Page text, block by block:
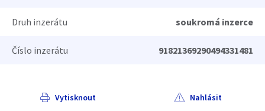
Druh inzerátu soukromá inzerce
Číslo inzerátu 91821369290494331481
Vytisknout Nahlásit